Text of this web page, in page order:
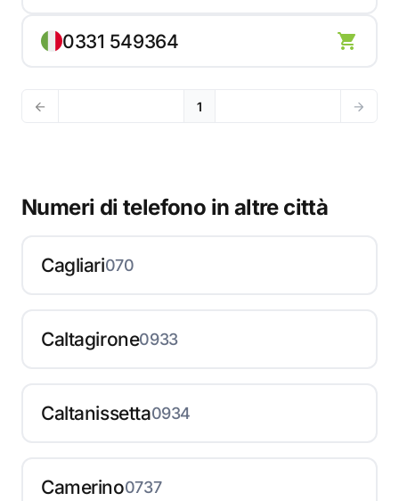
0331 549364
1
Numeri di telefono in altre città
Cagliari070
Caltagirone0933
Caltanissetta0934
Camerino0737